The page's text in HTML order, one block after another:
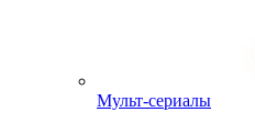
Мульт-сериалы